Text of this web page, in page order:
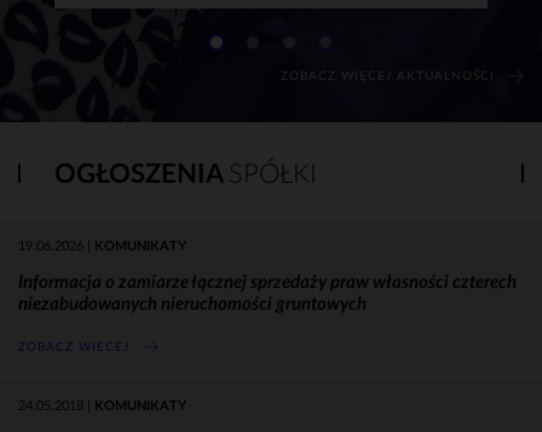
ZOBACZ WIĘCEJ AKTUALNOŚCI
OGŁOSZENIA SPÓŁKI
19.06.2026 KOMUNIKATY
Informacja o zamiarze łącznej sprzedaży praw własności czterech
niezabudowanych nieruchomości gruntowych
ZOBACZ WIĘCEJ
24.05.2018 KOMUNIKATY